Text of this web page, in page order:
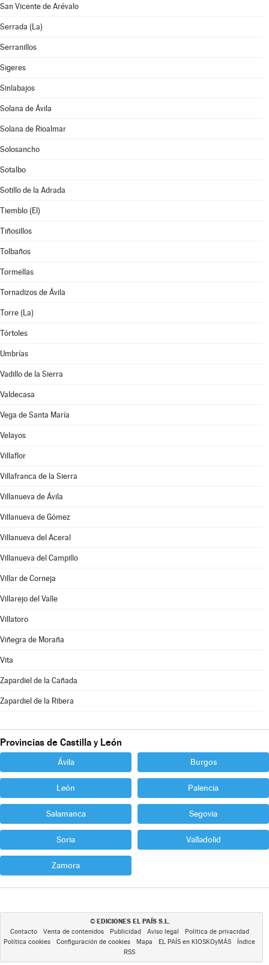
San Vicente de Arévalo
Serrada (La)
Serranillos
Sigeres
Sinlabajos
Solana de Ávila
Solana de Rioalmar
Solosancho
Sotalbo
Sotillo de la Adrada
Tiemblo (El)
Tiñosillos
Tolbaños
Tormellas
Tornadizos de Ávila
Torre (La)
Tórtoles
Umbrías
Vadillo de la Sierra
Valdecasa
Vega de Santa María
Velayos
Villaflor
Villafranca de la Sierra
Villanueva de Ávila
Villanueva de Gómez
Villanueva del Aceral
Villanueva del Campillo
Villar de Corneja
Villarejo del Valle
Villatoro
Viñegra de Moraña
Vita
Zapardiel de la Cañada
Zapardiel de la Ribera
Provincias de Castilla y León
Ávila Burgos
León Palencia
Salamanca Segovia
Soria Valladolid
Zamora
© EDICIONES EL PAÍS S.L.
Contacto Venta de contenidos Publicidad Aviso legal
Política de privacidad
Política cookies
Configuración de cookies Mapa EL PAÍS en KIOSKOyMÁS
Índice
RSS